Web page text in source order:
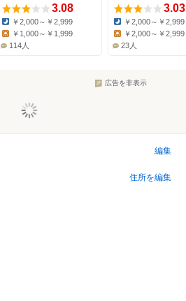
3.08
Dinner:
￥2,000～￥2,999
￥1,000～￥1,999
114人
3.03
Dinner:
￥2,000～￥2,999
Lunch:
￥2,000～￥2,999
23人
広告を非表示
編集
住所を編集